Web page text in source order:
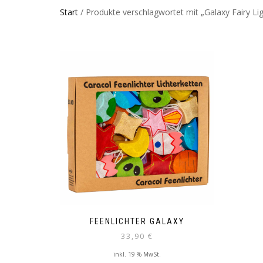
Start / Produkte verschlagwortet mit „Galaxy Fairy
FEENLICHTER GALAXY
33,90 €
inkl. 19 % MwSt.